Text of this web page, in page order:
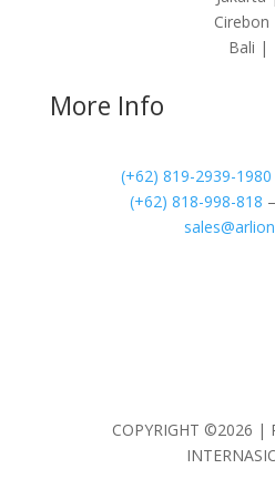
Cirebon
Bali |
More Info
(+62) 819-2939-1980
(+62) 818-998-818
COPYRIGHT ©2026 |